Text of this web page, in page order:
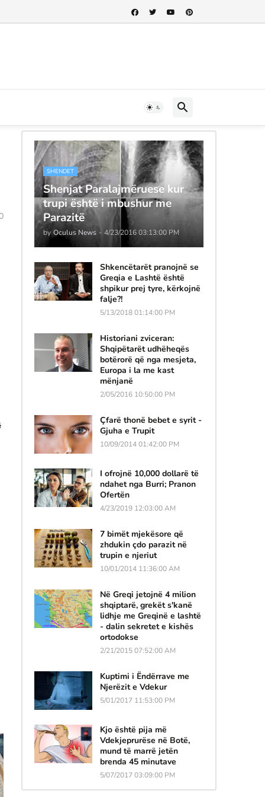
SHENDET
Shenjat Paralajmëruese kur
trupi është i mbushur me
Parazitë
by Oculus News - 4/23/2016 03:13:00 PM
Shkencëtarët pranojnë se
Greqia e Lashtë është
shpikur prej tyre, kërkojnë
falje?!
5/13/2018 01:14:00 PM
Historiani zviceran:
Shqipëtarët udhëheqës
botërorë që nga mesjeta,
Europa i la me kast
mënjanë
2/05/2016 10:50:00 PM
Çfarë thonë bebet e syrit -
Gjuha e Trupit
10/09/2014 01:42:00 PM
I ofrojnë 10,000 dollarë të
ndahet nga Burri; Pranon
Ofertën
4/23/2019 12:03:00 AM
7 bimët mjekësore që
zhdukin çdo parazit në
trupin e njeriut
10/01/2014 11:36:00 AM
Në Greqi jetojnë 4 milion
shqiptarë, grekët s'kanë
lidhje me Greqinë e lashtë
- dalin sekretet e kishës
ortodokse
2/21/2015 07:52:00 AM
Kuptimi i Ëndërrave me
Njerëzit e Vdekur
5/01/2017 11:53:00 PM
Kjo është pija më
Vdekjeprurëse në Botë,
mund të marrë jetën
brenda 45 minutave
5/07/2017 03:09:00 PM